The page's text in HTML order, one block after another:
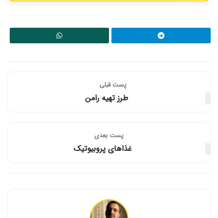
البته این موضوع به فروشگاه محلی شما نیز بستگی دارد.
پست قبلی
طرز تهیه رامن
پست‌ بعدی
غذاهای پروبیوتیک